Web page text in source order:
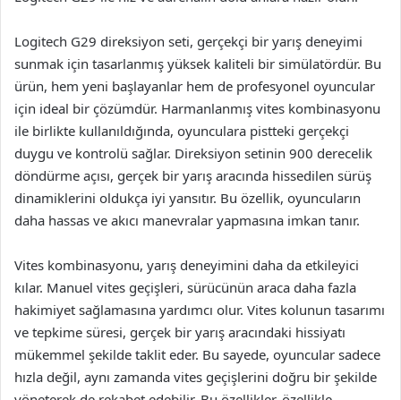
Logitech G29 direksiyon seti, gerçekçi bir yarış deneyimi
sunmak için tasarlanmış yüksek kaliteli bir simülatördür. Bu
ürün, hem yeni başlayanlar hem de profesyonel oyuncular
için ideal bir çözümdür. Harmanlanmış vites kombinasyonu
ile birlikte kullanıldığında, oyunculara pistteki gerçekçi
duygu ve kontrolü sağlar. Direksiyon setinin 900 derecelik
döndürme açısı, gerçek bir yarış aracında hissedilen sürüş
dinamiklerini oldukça iyi yansıtır. Bu özellik, oyuncuların
daha hassas ve akıcı manevralar yapmasına imkan tanır.
Vites kombinasyonu, yarış deneyimini daha da etkileyici
kılar. Manuel vites geçişleri, sürücünün araca daha fazla
hakimiyet sağlamasına yardımcı olur. Vites kolunun tasarımı
ve tepkime süresi, gerçek bir yarış aracındaki hissiyatı
mükemmel şekilde taklit eder. Bu sayede, oyuncular sadece
hızla değil, aynı zamanda vites geçişlerini doğru bir şekilde